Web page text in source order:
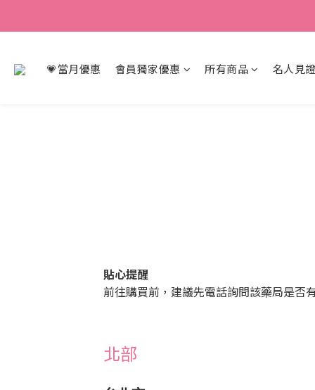
💗當月優惠 會員獨家優惠 所有商品 名人見
貼心提醒
前往購買前，建議先電話詢問該藥局是否
北部